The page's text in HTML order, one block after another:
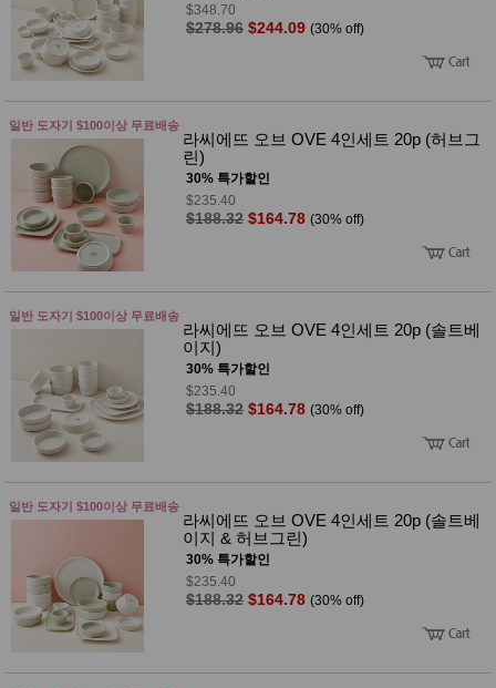
계절/생
활가전
건강가
전
드
보관용
기
조리용
품
주방소
품
식
품
면류
건조식
품
농산품
놀이방
매트
DVD
유아 보
드(칠
조형물
DIY
유아 이
유식
아기띠/
$348.70
$278.96 $244.09 (30% off)
일반 도자기 $100이상 무료배송
라씨에뜨 오브 OVE 4인세트 20p (허브그
린)
30% 특가할인
$235.40
$188.32 $164.78 (30% off)
일반 도자기 $100이상 무료배송
라씨에뜨 오브 OVE 4인세트 20p (솔트베
이지)
30% 특가할인
$235.40
$188.32 $164.78 (30% off)
일반 도자기 $100이상 무료배송
라씨에뜨 오브 OVE 4인세트 20p (솔트베
이지 & 허브그린)
30% 특가할인
$235.40
$188.32 $164.78 (30% off)